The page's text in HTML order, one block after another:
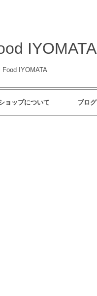
IYOMATA
Food IYOMATA
ョップについて ブログ